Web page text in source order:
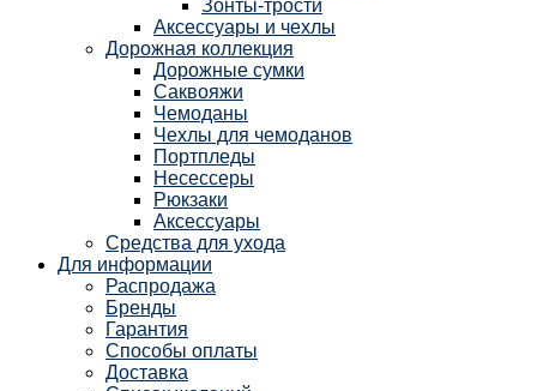
Зонты-трости
Аксессуары и чехлы
Дорожная коллекция
Дорожные сумки
Саквояжи
Чемоданы
Чехлы для чемоданов
Портпледы
Несессеры
Рюкзаки
Аксессуары
Средства для ухода
Для информации
Распродажа
Бренды
Гарантия
Способы оплаты
Доставка